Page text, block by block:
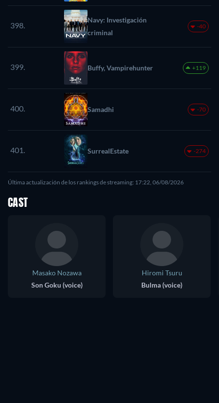
398.
Navy: Investigación
criminal
-40
399. Buffy, Vampirehunter +119
400. Samadhi -70
401. SurrealEstate -274
Última actualización de los rankings de streaming: 17:22, 06/08/2026
CAST
Masako Nozawa
Son Goku (voice)
Hiromi Tsuru
Bulma (voice)